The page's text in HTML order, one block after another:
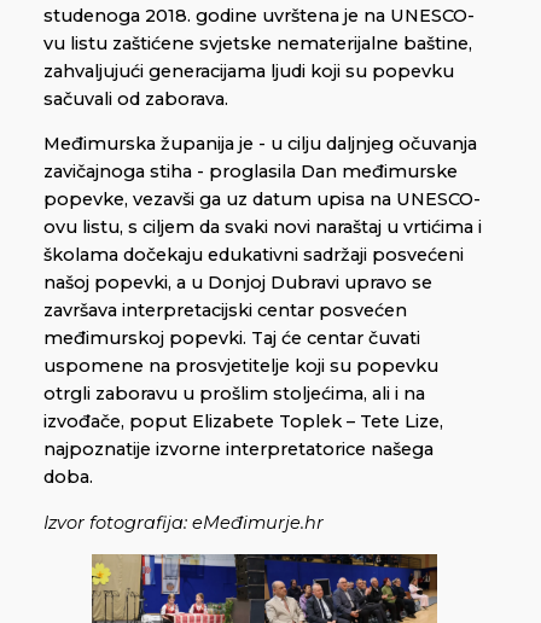
studenoga 2018. godine uvrštena je na UNESCO-
vu listu zaštićene svjetske nematerijalne baštine,
zahvaljujući generacijama ljudi koji su popevku
sačuvali od zaborava.
Međimurska županija je - u cilju daljnjeg očuvanja
zavičajnoga stiha - proglasila Dan međimurske
popevke, vezavši ga uz datum upisa na UNESCO-
ovu listu, s ciljem da svaki novi naraštaj u vrtićima i
školama dočekaju edukativni sadržaji posvećeni
našoj popevki, a u Donjoj Dubravi upravo se
završava interpretacijski centar posvećen
međimurskoj popevki. Taj će centar čuvati
uspomene na prosvjetitelje koji su popevku
otrgli zaboravu u prošlim stoljećima, ali i na
izvođače, poput Elizabete Toplek – Tete Lize,
najpoznatije izvorne interpretatorice našega
doba.
Izvor fotografija: eMeđimurje.hr